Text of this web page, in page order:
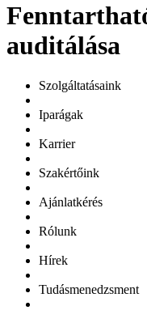
auditálása
Szolgáltatásaink
Iparágak
Karrier
Szakértőink
Ajánlatkérés
Rólunk
Hírek
Tudásmenedzsment